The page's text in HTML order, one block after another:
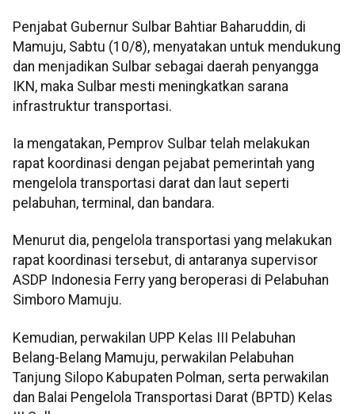
Penjabat Gubernur Sulbar Bahtiar Baharuddin, di
Mamuju, Sabtu (10/8), menyatakan untuk mendukung
dan menjadikan Sulbar sebagai daerah penyangga
IKN, maka Sulbar mesti meningkatkan sarana
infrastruktur transportasi.
Ia mengatakan, Pemprov Sulbar telah melakukan
rapat koordinasi dengan pejabat pemerintah yang
mengelola transportasi darat dan laut seperti
pelabuhan, terminal, dan bandara.
Menurut dia, pengelola transportasi yang melakukan
rapat koordinasi tersebut, di antaranya supervisor
ASDP Indonesia Ferry yang beroperasi di Pelabuhan
Simboro Mamuju.
Kemudian, perwakilan UPP Kelas III Pelabuhan
Belang-Belang Mamuju, perwakilan Pelabuhan
Tanjung Silopo Kabupaten Polman, serta perwakilan
dan Balai Pengelola Transportasi Darat (BPTD) Kelas